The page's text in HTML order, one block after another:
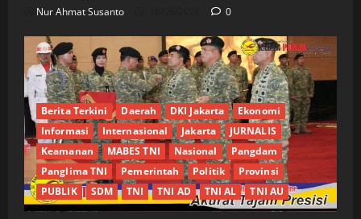
Nur Ahmat Susanto 0
Berita Terkini Daerah DKI Jakarta
Ekonomi
Informasi
Internasional Jakarta
JURNALIS
Keamanan
MABES TNI Nasional
Pangdam
Panglima TNI
Pemerintah Politik
Provinsi
PUBLIK
SDM TNI TNI AD TNI AL TNI AU